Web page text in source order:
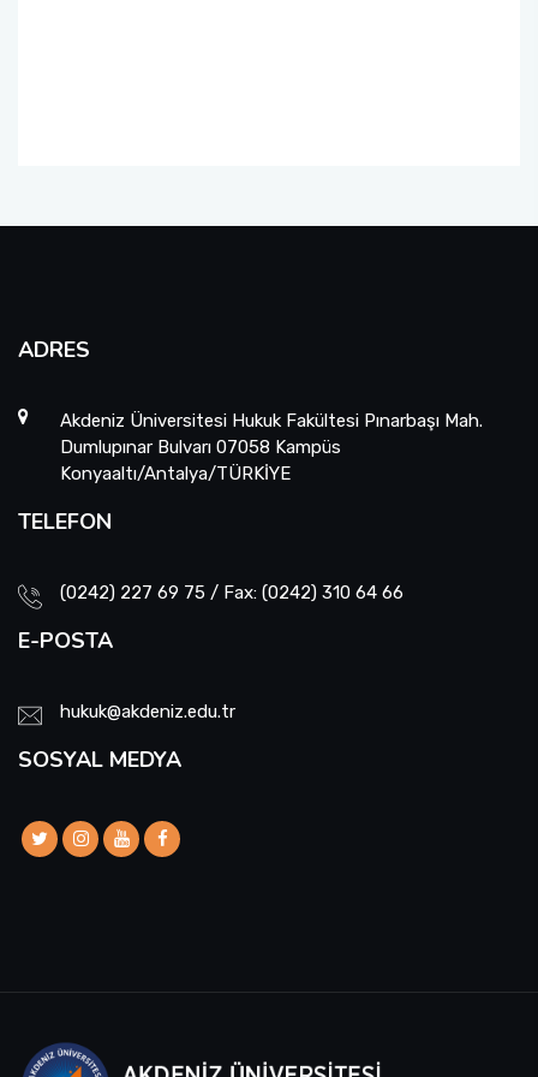
ADRES
Akdeniz Üniversitesi Hukuk Fakültesi Pınarbaşı Mah.
Dumlupınar Bulvarı 07058 Kampüs
Konyaaltı/Antalya/TÜRKİYE
TELEFON
(0242) 227 69 75 / Fax: (0242) 310 64 66
E-POSTA
hukuk@akdeniz.edu.tr
SOSYAL MEDYA